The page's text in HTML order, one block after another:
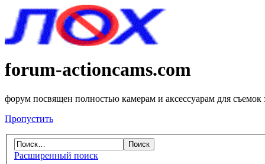
forum-actioncams.com
форум посвящен полностью камерам и аксессуарам для съемок
Пропустить
Расширенный поиск